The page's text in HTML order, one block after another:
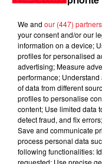
We and our (447) partners
your consent and/or our
information on a device;
profiles for personalised
advertising; Measure
performance;
of data from different
profiles to personalise
content; Use limited data
detect fraud, and fix
Save and communicate
process personal data
following functionalities:
requested; Use precise